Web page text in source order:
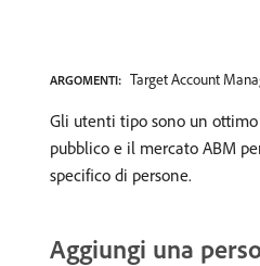
ARGOMENTI: Target Account
Gli utenti tipo sono un
pubblico e il mercato ABM
specifico di persone.
Aggiungi una